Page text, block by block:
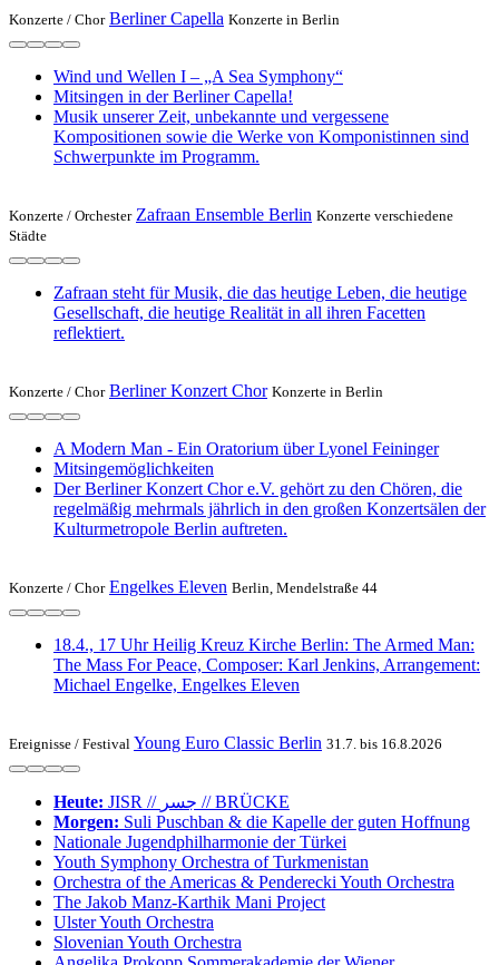
Konzerte / Chor Berliner Capella Konzerte in Berlin
Wind und Wellen I – „A Sea Symphony“
Mitsingen in der Berliner Capella!
Musik unserer Zeit, unbekannte und vergessene
Kompositionen sowie die Werke von Komponistinnen sind
Schwerpunkte im Programm.
Konzerte / Orchester Zafraan Ensemble Berlin Konzerte verschiedene
Städte
Zafraan steht für Musik, die das heutige Leben, die heutige
Gesellschaft, die heutige Realität in all ihren Facetten
reflektiert.
Konzerte / Chor Berliner Konzert Chor Konzerte in Berlin
A Modern Man - Ein Oratorium über Lyonel Feininger
Mitsingemöglichkeiten
Der Berliner Konzert Chor e.V. gehört zu den Chören, die
regelmäßig mehrmals jährlich in den großen Konzertsälen der
Kulturmetropole Berlin auftreten.
Konzerte / Chor Engelkes Eleven Berlin, Mendelstraße 44
18.4., 17 Uhr Heilig Kreuz Kirche Berlin: The Armed Man:
The Mass For Peace, Composer: Karl Jenkins, Arrangement:
Michael Engelke, Engelkes Eleven
Ereignisse / Festival Young Euro Classic Berlin 31.7. bis 16.8.2026
Heute:
JISR // جسر // BRÜCKE
Morgen: Suli Pusch­ban & die Ka­pelle der gu­ten Hoff­nung
Nationale Jugend­philharmonie der Türkei
Youth Symphony Orchestra of Turk­menistan
Or­ches­tra of the Ameri­cas & Pen­de­recki Youth Orchestra
The Jakob Manz-Karthik Mani Project
Ulster Youth Or­chestra
Slo­ve­ni­an Youth Orchestra